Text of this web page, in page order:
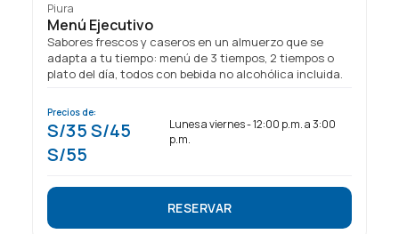
Piura
Menú Ejecutivo
Sabores frescos y caseros en un almuerzo que se
adapta a tu tiempo: menú de 3 tiempos, 2 tiempos o
plato del día, todos con bebida no alcohólica incluida.
Precios de:
S/35 S/45
S/55
Lunes a viernes - 12:00 p.m. a 3:00
p.m.
RESERVAR